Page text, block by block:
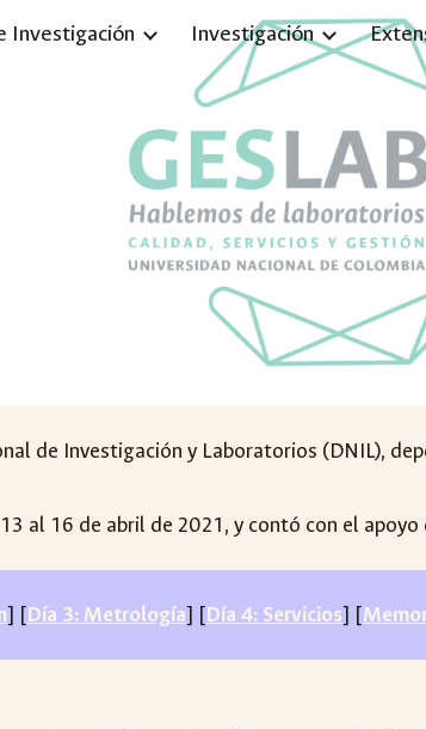
content Skip to
Investigación Investigación
de Investigación y Laboratorios (DNIL),
13 al 16 de abril de 2021,y contó con el apoyo
] [Día 3: Metrología] [Día 4: Servicios] [